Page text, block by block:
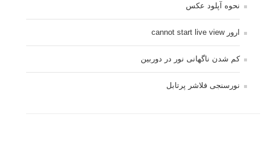
نحوه آپلود عکس
ارور cannot start live view
کم شدن ناگهانی نور در دوربین
نورسنجی فلاشر پرتابل